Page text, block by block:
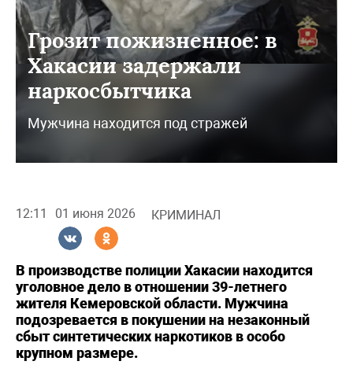
Грозит пожизненное: в
Хакасии задержали
наркосбытчика
Мужчина находится под стражей
12:11 01 июня 2026 КРИМИНАЛ
В производстве полиции Хакасии находится
уголовное дело в отношении 39-летнего
жителя Кемеровской области. Мужчина
подозревается в покушении на незаконный
сбыт синтетических наркотиков в особо
крупном размере.